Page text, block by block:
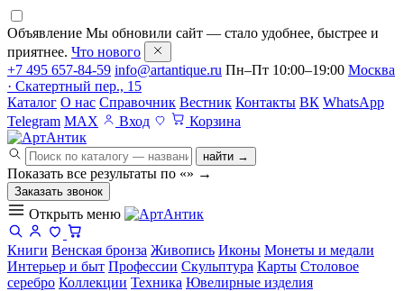
Объявление Мы обновили сайт — стало удобнее, быстрее и
приятнее. Что нового
+7 495 657-84-59 info@artantique.ru Пн–Пт 10:00–19:00 Москва
· Скатертный пер., 15
Каталог О нас Справочник Вестник Контакты ВК WhatsApp
Telegram MAX Вход Корзина
найти →
Показать все результаты по «» →
Заказать звонок
Открыть меню
Книги Венская бронза Живопись Иконы Монеты и медали
Интерьер и быт Профессии Скульптура Карты Столовое
серебро Коллекции Техника Ювелирные изделия